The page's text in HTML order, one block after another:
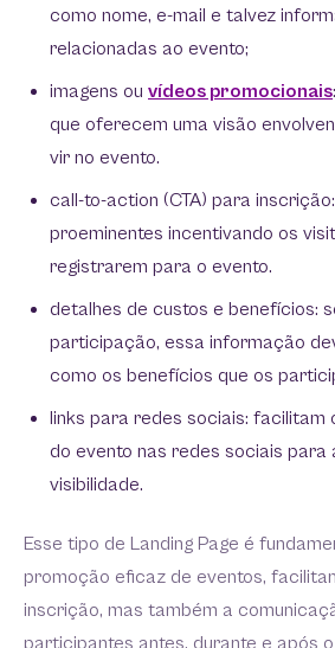
como nome, e-mail e talvez
relacionadas ao evento;
imagens ou vídeos promocionais
que oferecem uma visão
vir no evento.
call-to-action (CTA) para
proeminentes incentivando os
registrarem para o evento.
detalhes de custos e benefícios:
participação, essa informação
como os benefícios que os
links para redes sociais: facilitam
do evento nas redes sociais para
visibilidade.
Esse tipo de Landing Page é
promoção eficaz de eventos,
inscrição, mas também a